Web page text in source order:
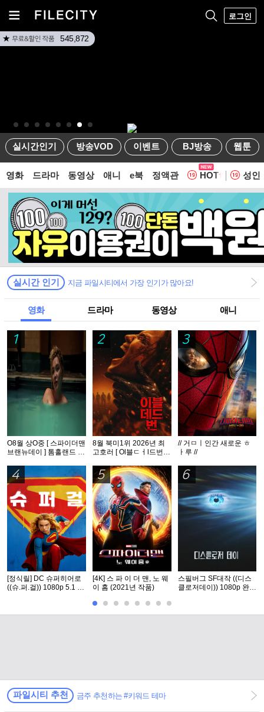
로그인
실시간인기 방송VOD 이벤트 BJ방송 웹툰
545,872
영화 드라마 동영상 애니 e북 정액관 HOT 웹
성인
실시간 인기 지금 파일시티에서 가장 인기가 많아요!
영화 드라마 동영상 애니
1
O8월 상O중 [ 스파이더맨
브랜뉴데이 ] 톰홀랜드 -
5.1
2
8월 북미1위 2026년 최
고호러 [ Ol블ㄷㅓl드번 ]
3
// 거ㅁㅣ인간 새로운 ㅎ
ㅏ루 //
4
[정식릴] DC 슈퍼히어로
((슈.퍼.걸)) 1080p 5.1 공
5
[4K] 스 파 이 더 맨, 노 웨
이 홈 (2021년 작품)
6
스필버그 SF대작 ((디스
클로저데이)) 1080p 완벽
파일시티 추천 금주 추천하는 #키워드 테마